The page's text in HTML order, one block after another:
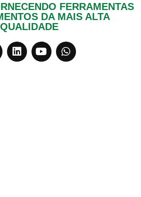
FERRAMENTAS
DA MAIS ALTA
QUALIDADE